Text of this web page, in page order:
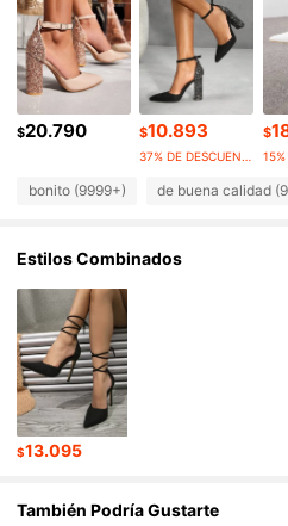
4,91 897K Seguidores
4,91 897K Seguidores
897K Seguidores
4,91 897K Seguidores
$20.790 $10.893
37% DE DESCUENTO
$
bonito (9999+) de buena calidad
Estilos Combinados
$13.095
También Podría Gustarte